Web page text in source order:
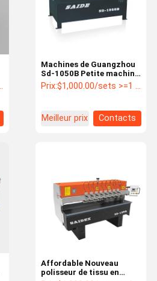
Machines de Guangzhou
Sd-1050B Petite machine
à miroir à béton de bord
automatique surface
Prix:$1,000.00/sets >=1 sets
Meilleur prix Contacts
Affordable Nouveau
polisseur de tissu en